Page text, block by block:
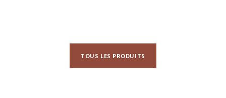
TOUS LES PRODUITS